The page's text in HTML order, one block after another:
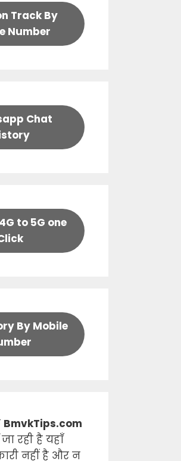
Track By
Number
Chat
to 5G one
By Mobile
BmvkTips.com
रही है यहाँ
नहीं है और न